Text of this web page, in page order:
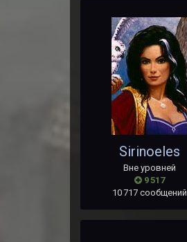
Sirinoeles
Вне уровней
9 517
10 717 сообщений